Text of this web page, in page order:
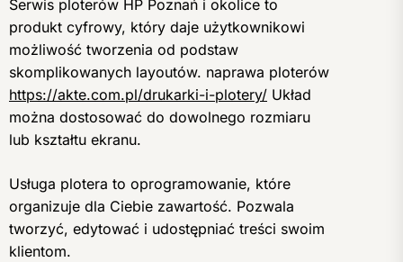
Serwis ploterów HP Poznań i okolice to
produkt cyfrowy, który daje użytkownikowi
możliwość tworzenia od podstaw
skomplikowanych layoutów. naprawa ploterów
https://akte.com.pl/drukarki-i-plotery/ Układ
można dostosować do dowolnego rozmiaru
lub kształtu ekranu.
Usługa plotera to oprogramowanie, które
organizuje dla Ciebie zawartość. Pozwala
tworzyć, edytować i udostępniać treści swoim
klientom.